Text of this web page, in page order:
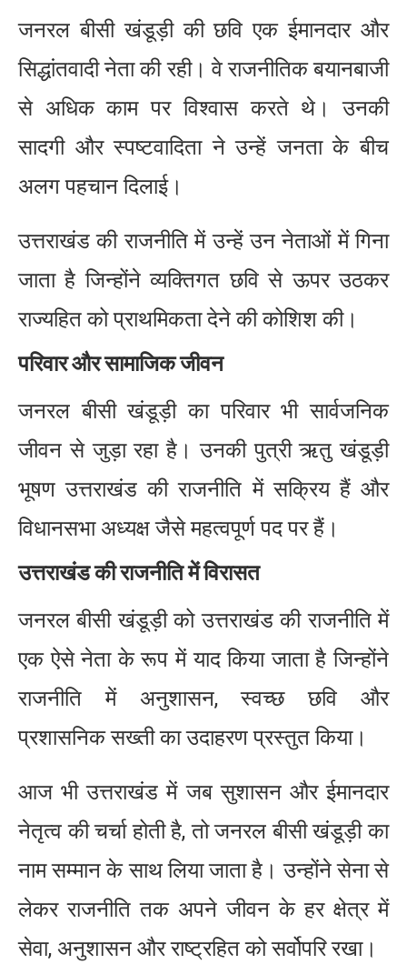
जनरल बीसी खंडूड़ी की छवि एक ईमानदार और
सिद्धांतवादी नेता की रही। वे राजनीतिक बयानबाजी
से अधिक काम पर विश्वास करते थे। उनकी
सादगी और स्पष्टवादिता ने उन्हें जनता के बीच
अलग पहचान दिलाई।
उत्तराखंड की राजनीति में उन्हें उन नेताओं में गिना
जाता है जिन्होंने व्यक्तिगत छवि से ऊपर उठकर
राज्यहित को प्राथमिकता देने की कोशिश की।
परिवार और सामाजिक जीवन
जनरल बीसी खंडूड़ी का परिवार भी सार्वजनिक
जीवन से जुड़ा रहा है। उनकी पुत्री ऋतु खंडूड़ी
भूषण उत्तराखंड की राजनीति में सक्रिय हैं और
विधानसभा अध्यक्ष जैसे महत्वपूर्ण पद पर हैं।
उत्तराखंड की राजनीति में विरासत
जनरल बीसी खंडूड़ी को उत्तराखंड की राजनीति में
एक ऐसे नेता के रूप में याद किया जाता है जिन्होंने
राजनीति में अनुशासन, स्वच्छ छवि और
प्रशासनिक सख्ती का उदाहरण प्रस्तुत किया।
आज भी उत्तराखंड में जब सुशासन और ईमानदार
नेतृत्व की चर्चा होती है, तो जनरल बीसी खंडूड़ी का
नाम सम्मान के साथ लिया जाता है। उन्होंने सेना से
लेकर राजनीति तक अपने जीवन के हर क्षेत्र में
सेवा, अनुशासन और राष्ट्रहित को सर्वोपरि रखा।